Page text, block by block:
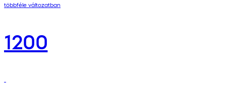
többféle változatban
1200